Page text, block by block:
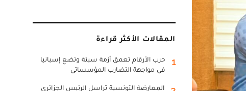
المقالات الأكثر قراءة
1
حرب الأرقام تعمق أزمة سبتة وتضع إسبانيا
في مواجهة التضارب المؤسساتي
المعارضة التونسية تراسل الرئيس الجزائري